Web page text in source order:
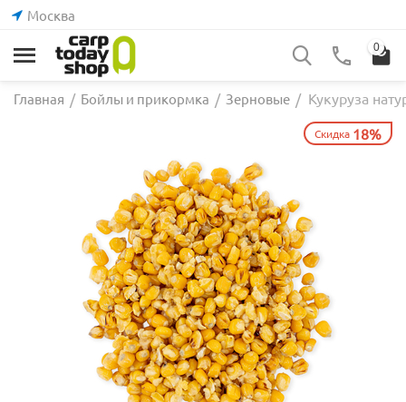
Москва
0
Главная / Бойлы и прикормка / Зерновые / Кукуруза
Скидка 18%